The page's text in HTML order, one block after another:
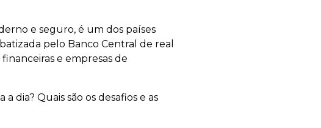
e seguro, é um dos países
pelo Banco Central de real
e empresas de
dia? Quais são os desafios e as